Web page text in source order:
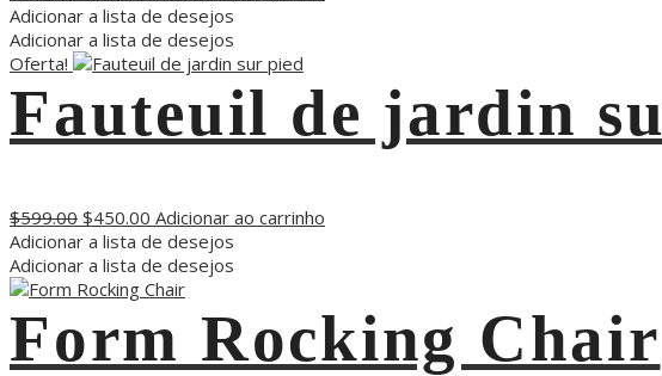
Adicionar a lista de desejos
Adicionar a lista de desejos
Oferta!
Fauteuil de jardin
$599.00 $450.00 Adicionar ao carrinho
Adicionar a lista de desejos
Adicionar a lista de desejos
Form Rocking Chair